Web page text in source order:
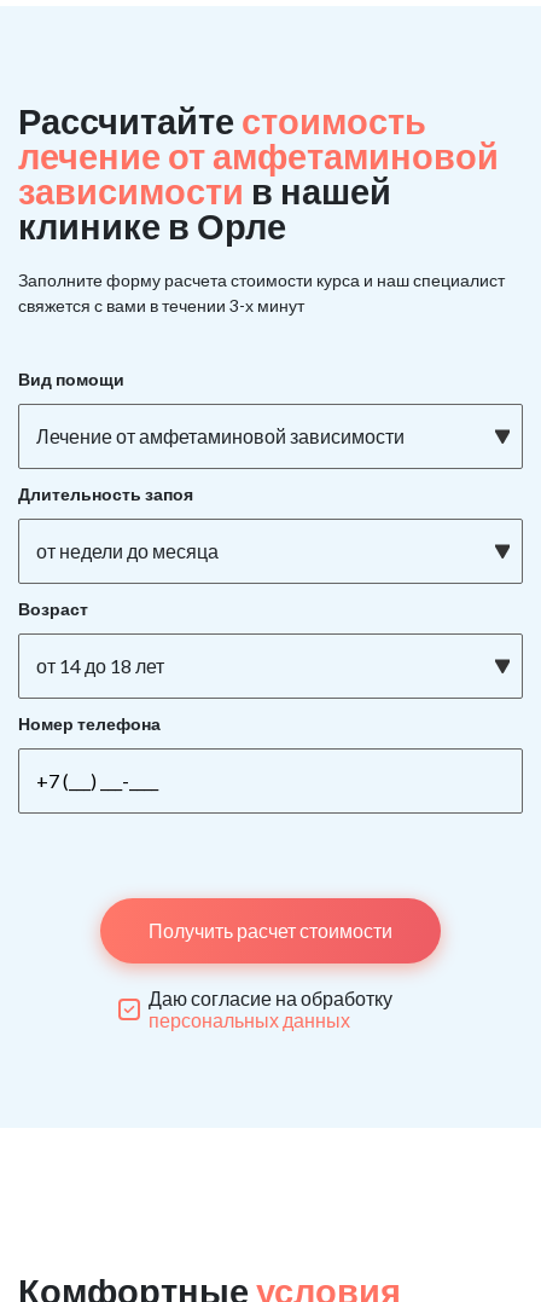
Рассчитайте стоимость
лечение от амфетаминовой
зависимости в нашей
клинике в Орле
Заполните форму расчета стоимости курса и наш специалист
свяжется с вами в течении 3-х минут
Вид помощи
Лечение от амфетаминовой зависимости
Длительность запоя
от недели до месяца
Возраст
от 14 до 18 лет
Номер телефона
Получить расчет стоимости
Даю согласие на обработку
персональных данных
Комфортные условия